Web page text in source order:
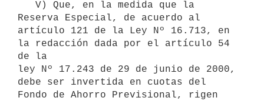
Reserva Especial, de acuerdo al
artículo 121 de la Ley Nº 16.713, en
la redacción dada por el artículo 54
de la
ley Nº 17.243 de 29 de junio de 2000,
debe ser invertida en cuotas del
Fondo de Ahorro Previsional, rigen